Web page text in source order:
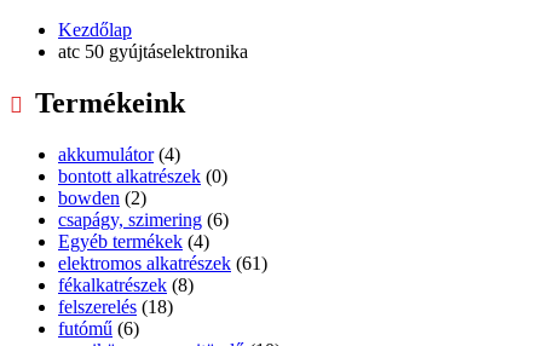
Kezdőlap
atc 50 gyújtáselektronika
Termékeink
akkumulátor (4)
bontott alkatrészek (0)
bowden (2)
csapágy, szimering (6)
Egyéb termékek (4)
elektromos alkatrészek (61)
fékalkatrészek (8)
felszerelés (18)
futómű (6)